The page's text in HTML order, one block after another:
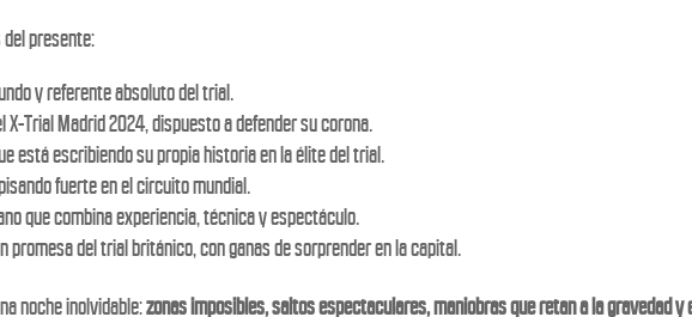
presente:
y referente absoluto del trial.
X-Trial Madrid 2024, dispuesto a defender su corona.
está escribiendo su propia historia en la élite del trial.
fuerte en el circuito mundial.
que combina experiencia, técnica y espectáculo.
promesa del trial británico, con ganas de sorprender en la capital.
noche inolvidable:zonas imposibles, saltos espectaculares, maniobras que retan a la gravedad y